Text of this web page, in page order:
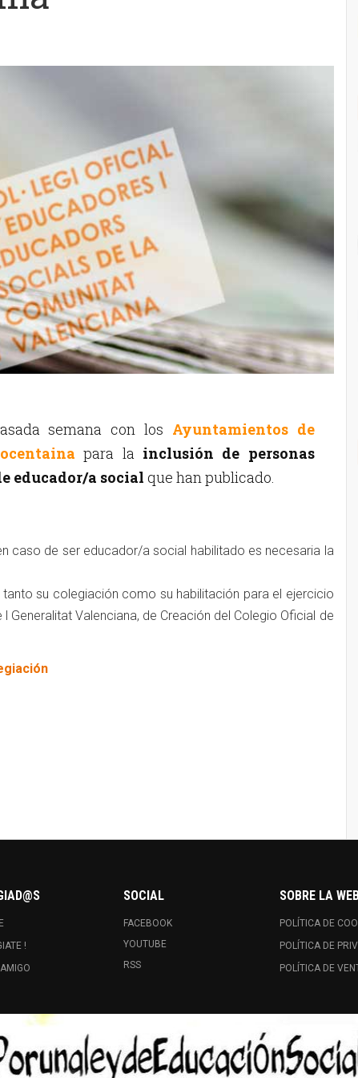
semana con los Ayuntamientos de
para lainclusión de personas
educador/a social que han publicado.
caso de ser educador/a social habilitado es necesaria la
su colegiación como su habilitación para el ejercicio
Valenciana, de Creación del Colegio Oficial de
!
SOCIAL
FACEBOOK
YOUTUBE
RSS
SOBRE LA WEB
POLÍTICA DE
POLÍTICA DE
POLÍTICA DE